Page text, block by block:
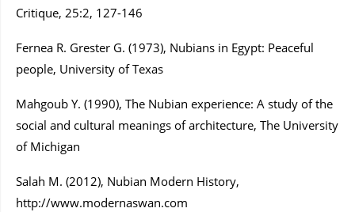
Critique, 25:2, 127-146
Fernea R. Grester G. (1973), Nubians in Egypt: Peaceful
people, University of Texas
Mahgoub Y. (1990), The Nubian experience: A study of the
social and cultural meanings of architecture, The University
of Michigan
Salah M. (2012), Nubian Modern History,
http://www.modernaswan.com